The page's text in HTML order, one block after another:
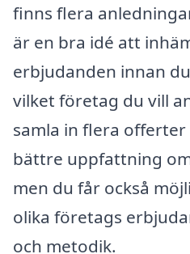
finns flera
är en bra idé att
erbjudanden innan
vilket företag du vill
samla in flera
bättre uppfattning
men du får också
olika företags
och metodik.